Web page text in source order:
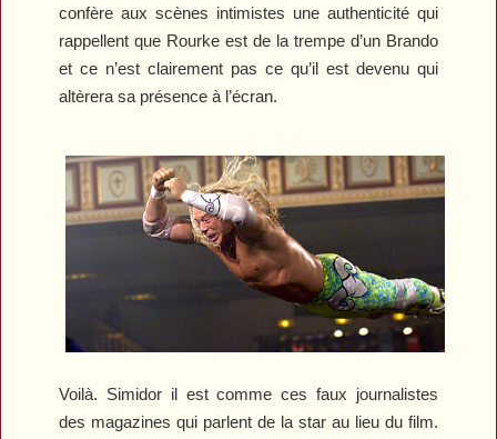
confère aux scènes intimistes une authenticité qui
rappellent que Rourke est de la trempe d’un Brando
et ce n’est clairement pas ce qu’il est devenu qui
altèrera sa présence à l’écran.
Voilà. Simidor il est comme ces faux journalistes
des magazines qui parlent de la star au lieu du film.